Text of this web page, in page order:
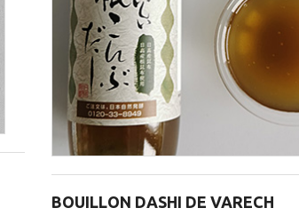
BOUILLON DASHI DE VARECH